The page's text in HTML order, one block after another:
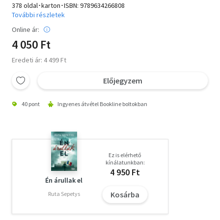
378 oldal･karton･ISBN: 9789634266808
További részletek
Online ár:
4 050 Ft
Eredeti ár: 4 499 Ft
Előjegyzem
40 pont Ingyenes átvétel Bookline boltokban
Én árullak el
Ruta Sepetys
Ez is elérhető
kínálatunkban:
4 950 Ft
Kosárba